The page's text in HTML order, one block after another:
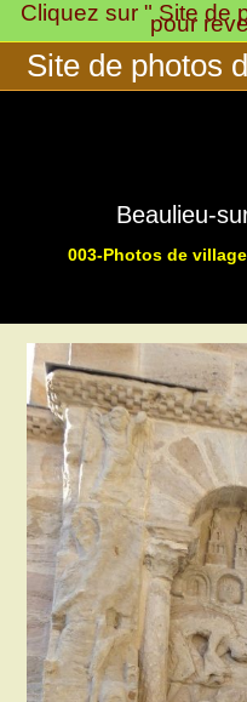
Skip
to
content
Cliquez sur " Site de
pour
Site de photos
Beaulieu-
003-Photos de